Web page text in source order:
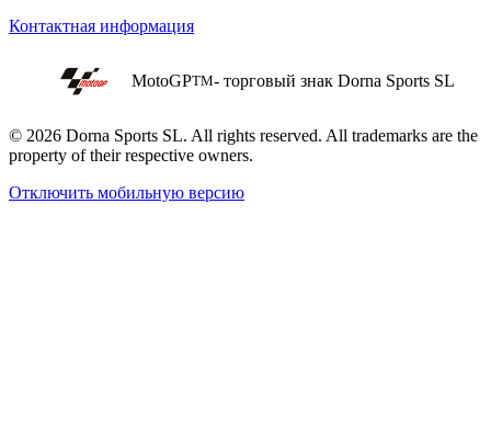
Контактная информация
MotoGPTM- торговый знак Dorna Sports SL
© 2026 Dorna Sports SL. All rights reserved. All trademarks are the
property of their respective owners.
Отключить мобильную версию